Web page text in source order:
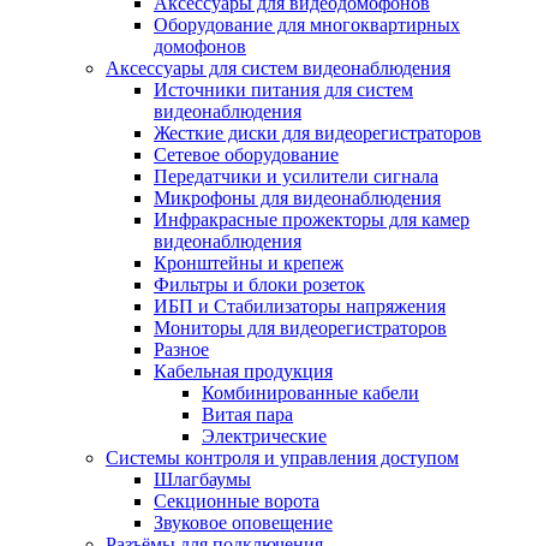
Оборудование для многоквартирных
домофонов
Аксессуары для систем видеонаблюдения
Источники питания для систем
видеонаблюдения
Жесткие диски для видеорегистраторов
Сетевое оборудование
Передатчики и усилители сигнала
Микрофоны для видеонаблюдения
Инфракрасные прожекторы для камер
видеонаблюдения
Кронштейны и крепеж
Фильтры и блоки розеток
ИБП и Стабилизаторы напряжения
Мониторы для видеорегистраторов
Разное
Кабельная продукция
Комбинированные кабели
Витая пара
Электрические
Системы контроля и управления доступом
Шлагбаумы
Секционные ворота
Звуковое оповещение